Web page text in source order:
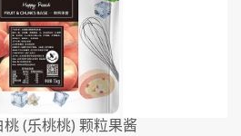
(乐桃桃) 颗粒果酱